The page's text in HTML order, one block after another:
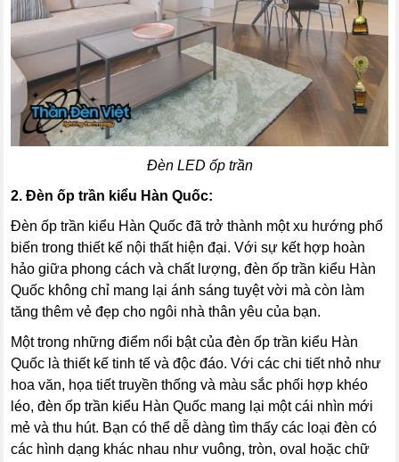
Đèn LED ốp trần
2. Đèn ốp trần kiểu Hàn Quốc:
Đèn ốp trần kiểu Hàn Quốc đã trở thành một xu hướng phổ
biến trong thiết kế nội thất hiện đại. Với sự kết hợp hoàn
hảo giữa phong cách và chất lượng, đèn ốp trần kiểu Hàn
Quốc không chỉ mang lại ánh sáng tuyệt vời mà còn làm
tăng thêm vẻ đẹp cho ngôi nhà thân yêu của bạn.
Một trong những điểm nổi bật của đèn ốp trần kiểu Hàn
Quốc là thiết kế tinh tế và độc đáo. Với các chi tiết nhỏ như
hoa văn, họa tiết truyền thống và màu sắc phối hợp khéo
léo, đèn ốp trần kiểu Hàn Quốc mang lại một cái nhìn mới
mẻ và thu hút. Bạn có thể dễ dàng tìm thấy các loại đèn có
các hình dạng khác nhau như vuông, tròn, oval hoặc chữ